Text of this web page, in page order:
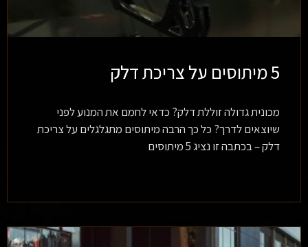
5 מיתוסים על צריכת דלק
מכונית גדולה זוללת דלק? כדאי לחמם את המנוע לפני
שיוצאים לדרך? כל כך הרבה מיתוסים מתגלגלים על צריכת
דלק – בכתבה זו נציג 5 מיתוסים